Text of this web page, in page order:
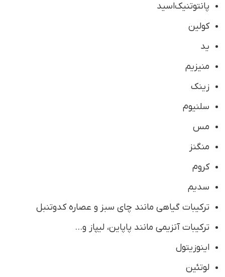
پانتوتنیک‌اسید
کولین
ید
منیزیم
زینک
سلنیوم
مس
منگنز
کروم
سدیم
ترکیبات گیاهی مانند چای سبز و عصاره کدوتنبل
ترکیبات آنزیمی مانند پاپاین، لیپاز و…
اینوزیتول
لوتئین